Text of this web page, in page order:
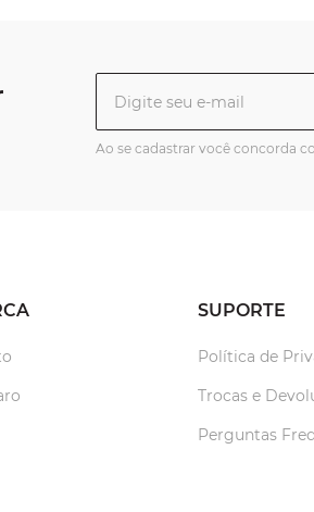
Ao se cadastrar você concorda
SUPORTE
Política de
Trocas e
Perguntas